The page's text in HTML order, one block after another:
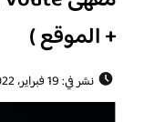
+ الموقع )
نشر في: 19 فبراير، 2022